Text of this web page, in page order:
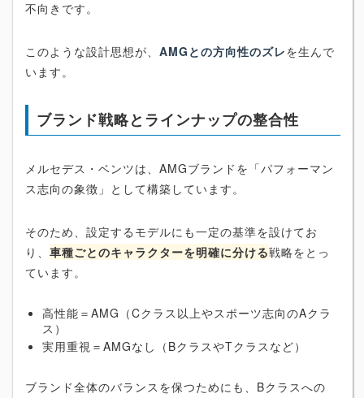
不向きです。
このような設計思想が、 AMGとの方向性のズレを生んで
います。
ブランド戦略とラインナップの整合性
メルセデス・ベンツは、AMGブランドを「パフォーマン
ス志向の象徴」として構築しています。
そのため、設定するモデルにも一定の基準を設けてお
り、 車種ごとのキャラクターを明確に分ける戦略をとっ
ています。
高性能＝AMG（Cクラス以上やスポーツ志向のAクラ
ス）
実用重視＝AMGなし（BクラスやTクラスなど）
ブランド全体のバランスを保つためにも、Bクラスへの